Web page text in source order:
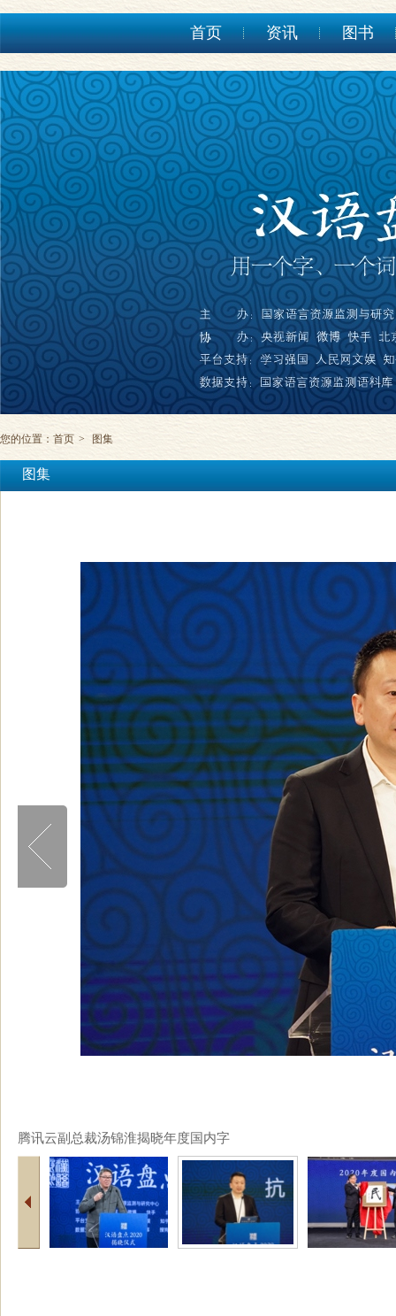
首页 资讯 图书
您的位置： 首页 > 图集
图集
腾讯云副总裁汤锦淮揭晓年度国内字